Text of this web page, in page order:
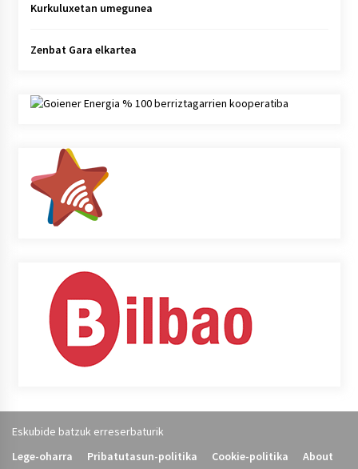
Kurkuluxetan umegunea
Zenbat Gara elkartea
Eskubide batzuk erreserbaturik
Lege-oharra
Pribatutasun-politika Cookie-politika About